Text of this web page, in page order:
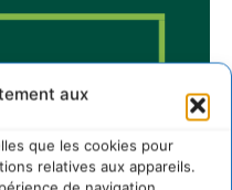
aux
que les cookies pour
relatives aux appareils.